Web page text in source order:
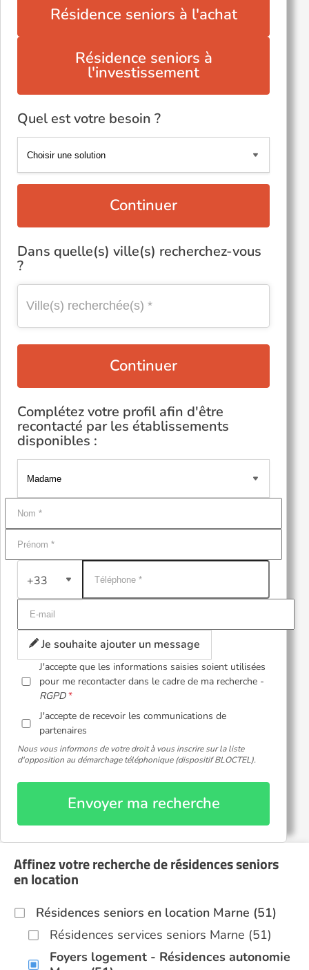
Résidence seniors à l'achat
Résidence seniors à
l'investissement
Quel est votre besoin ?
Continuer
Dans quelle(s) ville(s) recherchez-vous
?
Continuer
Complétez votre profil afin d'être
recontacté par les établissements
disponibles :
+33
Je souhaite ajouter un message
J'accepte que les informations saisies soient utilisées
pour me recontacter dans le cadre de ma recherche -
RGPD
J'accepte de recevoir les communications de
partenaires
Nous vous informons de votre droit à vous inscrire sur la liste
d'opposition au démarchage téléphonique (dispositif BLOCTEL).
Envoyer ma recherche
Affinez votre recherche de résidences seniors
en location
Résidences seniors en location Marne (51)
Résidences services seniors Marne (51)
Foyers logement - Résidences autonomie